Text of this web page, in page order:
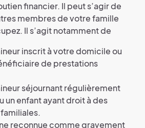
financier. Il peut s’agir de
membres de votre famille
Il s’agit notamment de
inscrit à votre domicile ou
de prestations
séjournant régulièrement
un enfant ayant droit à des
reconnue comme gravement